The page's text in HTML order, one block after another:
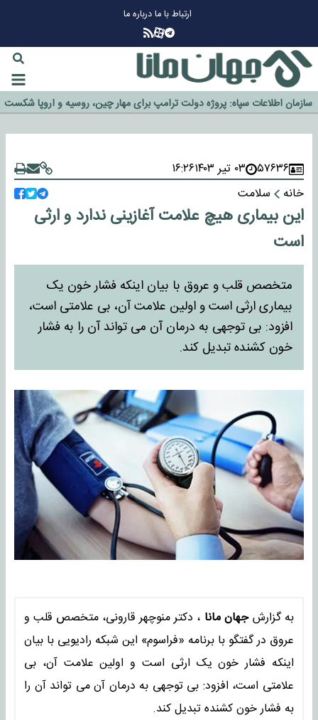
ارتباط با مادرباره ما
گزینه جدایی اوسمار روی میز مدیران پرسپولیس
آیا رئیس جمهور آمریکا قانون را دور می‌زند؟
اخراج رسمی چهره نامدار از پرسپولیس
سازمان اطلاعات سپاه: پروژه دولت ترامپ برای مهار چین، روسیه و اروپا شکست
خورد
۵۷۶۳۶ ۰۳ تیر ۱۴۰۳
۱۶:۲۶
خانه
سلامت
این بیماری هیچ علامت آغازینی ندارد و ارثی
است
متخصص قلب و عروق با بیان اینکه فشار خون یک
بیماری ارثی است و اولین علامت آن، بی علامتی است،
افزود: بی توجهی به درمان آن می تواند آن را به فشار
خون کشنده تبدیل کند.
به گزارشجهان مانا ، دکتر منوچهر قارونی، متخصص قلب و
عروق در گفتگو با برنامه «فراسوم» این شبکه رادیویی با بیان
اینکه فشار خون یک ارثی است و اولین علامت آن، بی
علامتی است، افزود: بی توجهی به درمان آن می تواند آن را
به فشار خون کشنده تبدیل کند.